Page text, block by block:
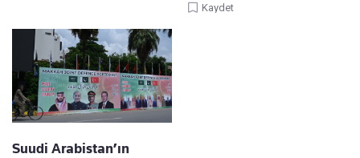
Kaydet
Suudi Arabistan’ın